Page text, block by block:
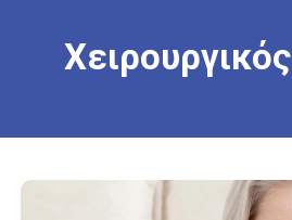
Χειρουργικός